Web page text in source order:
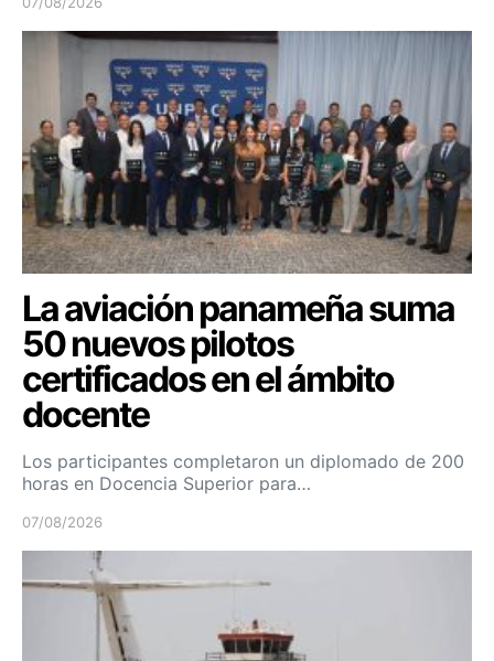
La aviación panameña suma
50 nuevos pilotos
certificados en el ámbito
docente
Los participantes completaron un diplomado de 200
horas en Docencia Superior para…
07/08/2026